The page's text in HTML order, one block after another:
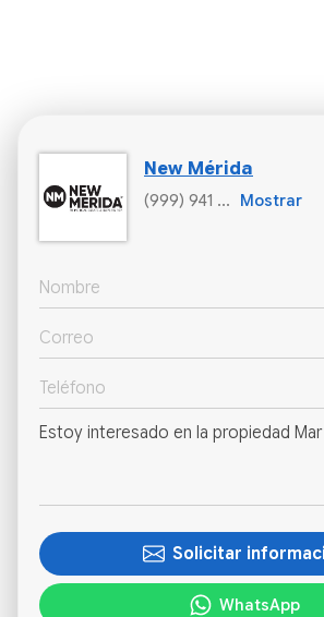
New Mérida
(999) 941 ... Mostrar
Solicitar
WhatsApp